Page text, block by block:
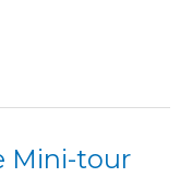
Mini-tour